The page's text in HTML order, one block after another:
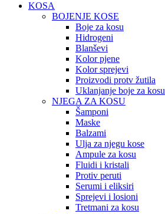
KOSA
BOJENJE KOSE
Boje za kosu
Hidrogeni
Blanševi
Kolor pjene
Kolor sprejevi
Proizvodi protv žutila
Uklanjanje boje za kosu
NJEGA ZA KOSU
Šamponi
Maske
Balzami
Ulja za njegu kose
Ampule za kosu
Fluidi i kristali
Protiv peruti
Serumi i eliksiri
Sprejevi i losioni
Tretmani za kosu